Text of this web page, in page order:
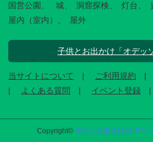
国営公園
城 洞窟探検 灯台
屋内（室内）
屋外
子供とお出かけ「オデッ
当サイトについて ご利用規約
よくある質問
イベント登録
Copyright© 子供とお出かけ[オデッ